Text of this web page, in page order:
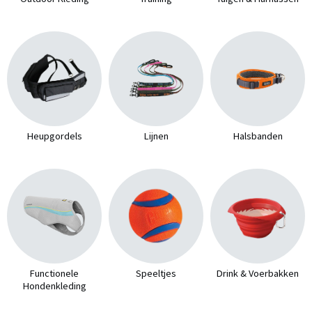
Heupgordels Lijnen Halsbanden
Functionele
Hondenkleding
Speeltjes Drink & Voerbakken